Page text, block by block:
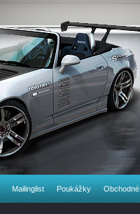
Mailinglist Poukážky